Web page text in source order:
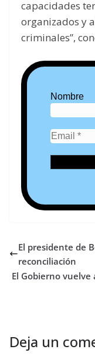
capacidades
organizados y
criminales”,
Nombre
El presidente de
reconciliación
El Gobierno
Deja un